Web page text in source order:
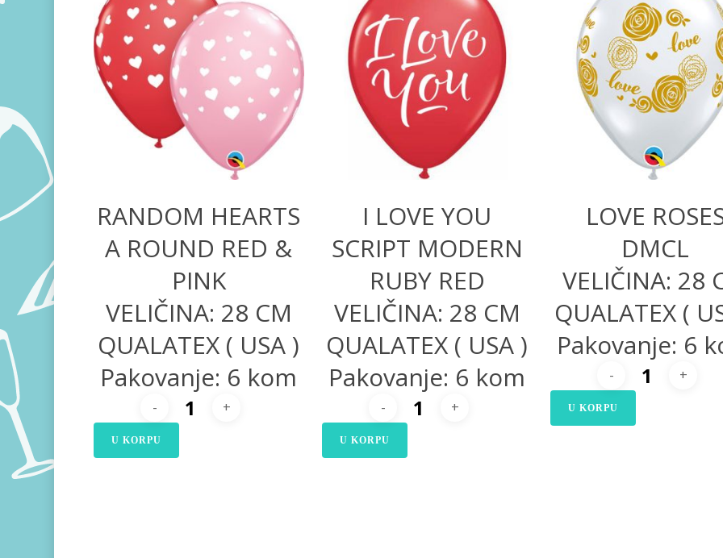
360,00 RSD
RANDOM HEARTS
A ROUND RED &
PINK
VELIČINA: 28 CM
QUALATEX ( USA )
Pakovanje: 6 kom
U KORPU
360,00 RSD
I LOVE YOU
SCRIPT MODERN
RUBY RED
VELIČINA: 28 CM
QUALATEX ( USA )
Pakovanje: 6 kom
U KORPU
360,00 RSD
LOVE
DMCL
VELIČINA: 28
QUALATEX (
Pakovanje: 6
U KORPU